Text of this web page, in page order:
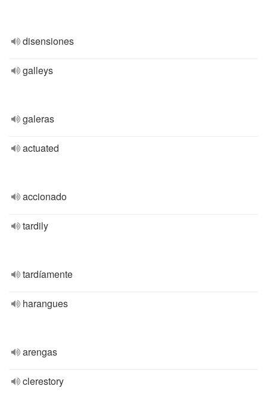
disensiones
galleys
galeras
actuated
accionado
tardily
tardíamente
harangues
arengas
clerestory